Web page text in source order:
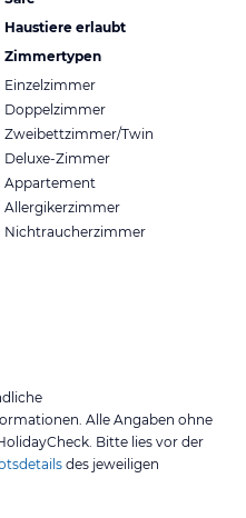
Haustiere erlaubt
Zimmertypen
Einzelzimmer
Doppelzimmer
Zweibettzimmer/Twin
Deluxe-Zimmer
Appartement
Allergikerzimmer
Nichtraucherzimmer
Alle Angaben ohne
Bitte lies vor der
des jeweiligen